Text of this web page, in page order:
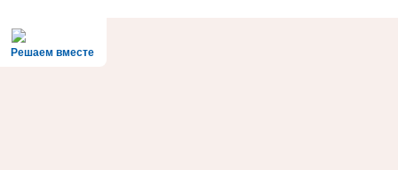
Решаем вместе